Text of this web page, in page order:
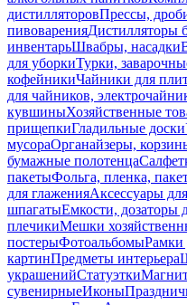
дистилляторовПрессы,
пивоваренияДистилляторы
инвентарьШвабры, насадки
для уборкиТурки,
кофейникиЧайники для
для чайников,
кувшиныХозяйственные
прищепкиГладильные доски
мусораОрганайзеры,
бумажные полотенца
пакетыФольга, пленка,
для глаженияАксессуары
шпагатыЕмкости, дозаторы
плечикиМешки
постерыФотоальбомыРамки
картинПредметы интерьера
украшенийСтатуэтки
сувенирныеИконы